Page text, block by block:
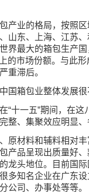
产业的格局，按照
山东、上海、江苏
界最大的箱包生产
的市场份额。与此
重滞后。
国箱包业整体发展
“十一五”期间，在
整、集聚效应明显
原材料和辅料相对
产品呈现出质量好
龙头地位。目前国
多知名企业在广东
公司、办事处等等。